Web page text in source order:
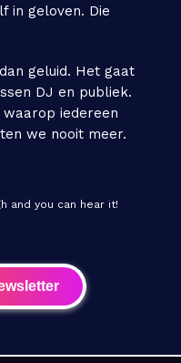
in geloven. Die
geluid. Het gaat
DJ en publiek.
iedereen
we nooit meer.
and you can hear it!